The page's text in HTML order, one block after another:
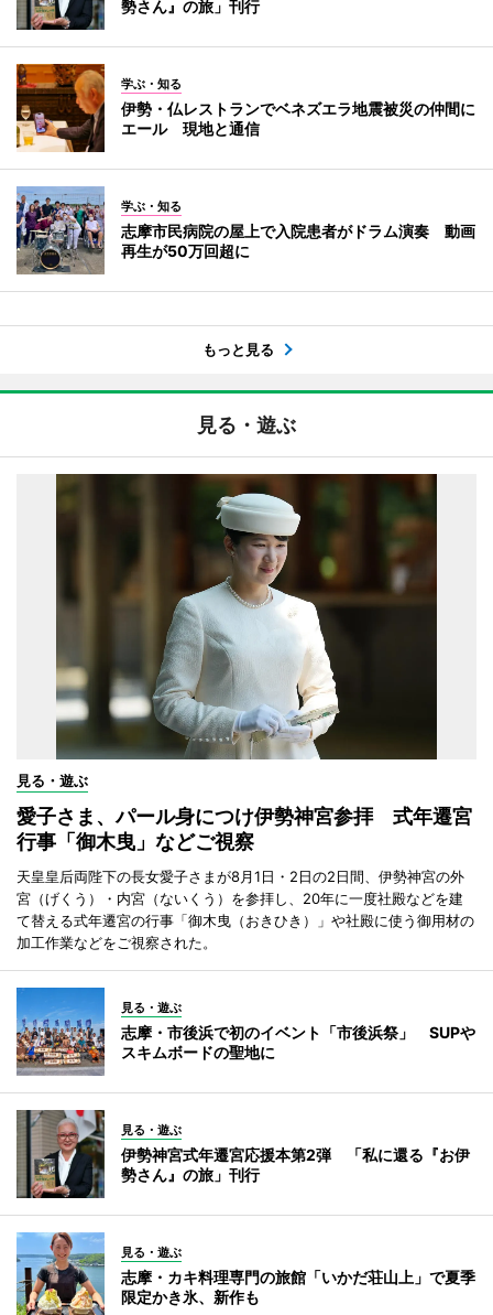
勢さん』の旅」刊行
学ぶ・知る
伊勢・仏レストランでベネズエラ地震被災の仲間に
エール 現地と通信
学ぶ・知る
志摩市民病院の屋上で入院患者がドラム演奏 動画
再生が50万回超に
もっと見る
見る・遊ぶ
見る・遊ぶ
愛子さま、パール身につけ伊勢神宮参拝 式年遷宮
行事「御木曳」などご視察
天皇皇后両陛下の長女愛子さまが8月1日・2日の2日間、伊勢神宮の外
宮（げくう）・内宮（ないくう）を参拝し、20年に一度社殿などを建
て替える式年遷宮の行事「御木曳（おきひき）」や社殿に使う御用材の
加工作業などをご視察された。
見る・遊ぶ
志摩・市後浜で初のイベント「市後浜祭」 SUPや
スキムボードの聖地に
見る・遊ぶ
伊勢神宮式年遷宮応援本第2弾 「私に還る『お伊
勢さん』の旅」刊行
見る・遊ぶ
志摩・カキ料理専門の旅館「いかだ荘山上」で夏季
限定かき氷、新作も